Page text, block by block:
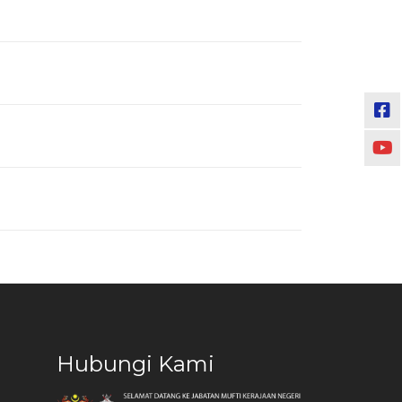
Hubungi Kami